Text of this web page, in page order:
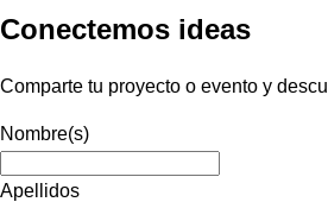
Conectemos ideas
Comparte tu proyecto o evento y
Nombre(s)
Apellidos